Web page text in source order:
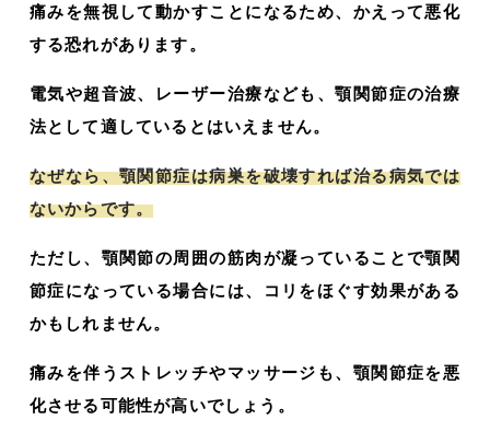
痛みを無視して動かすことになるため、かえって悪化
する恐れがあります。
電気や超音波、レーザー治療なども、顎関節症の治療
法として適しているとはいえません。
なぜなら、顎関節症は病巣を破壊すれば治る病気では
ないからです。
ただし、顎関節の周囲の筋肉が凝っていることで顎関
節症になっている場合には、コリをほぐす効果がある
かもしれません。
痛みを伴うストレッチやマッサージも、顎関節症を悪
化させる可能性が高いでしょう。